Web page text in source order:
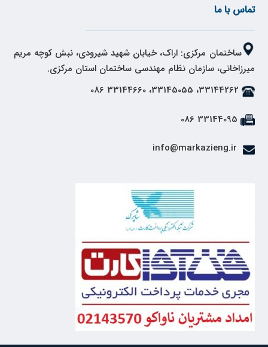
تماس با ما
ساختمان مرکزی: اراک، خیابان شهید شیرودی، نبش کوچه مریم
میرزاخانی، سازمان نظام مهندسی ساختمان استان مرکزی.
33144262، 33145055، 33144660 086
33144095 086